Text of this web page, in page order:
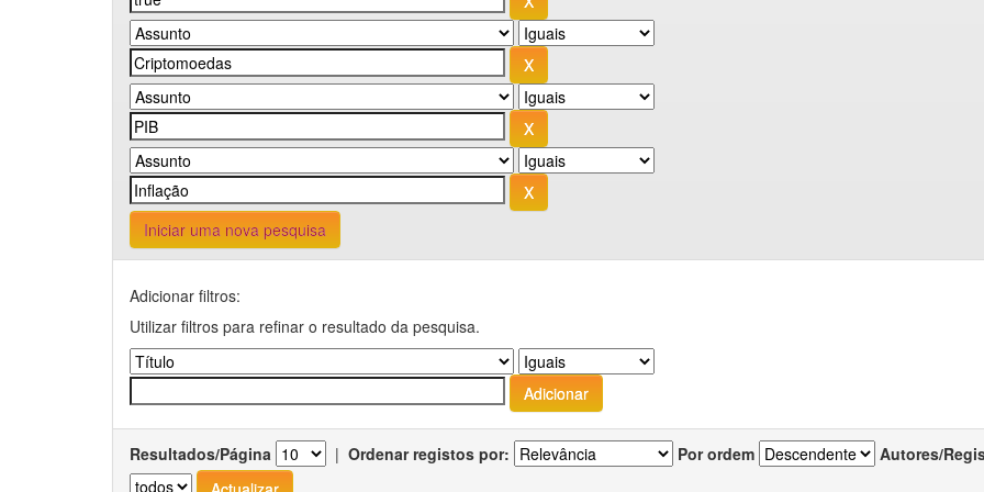
Iniciar uma nova pesquisa
Adicionar filtros:
Utilizar filtros para refinar o resultado da pesquisa.
Resultados/Página | Ordenar registos por: Por ordem Autores/